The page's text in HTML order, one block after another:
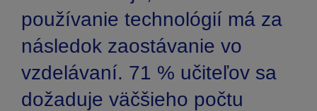
Podujatia
Search
používanie technológií má za
následok zaostávanie vo
vzdelávaní. 71 % učiteľov sa
dožaduje väčšieho počtu